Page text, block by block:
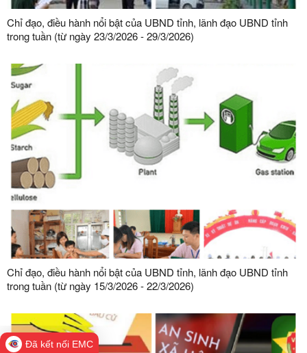
Chỉ đạo, điều hành nổi bật của UBND tỉnh, lãnh đạo UBND tỉnh
trong tuần (từ ngày 23/3/2026 - 29/3/2026)
Chỉ đạo, điều hành nổi bật của UBND tỉnh, lãnh đạo UBND tỉnh
trong tuần (từ ngày 15/3/2026 - 22/3/2026)
Đã kết nối EMC